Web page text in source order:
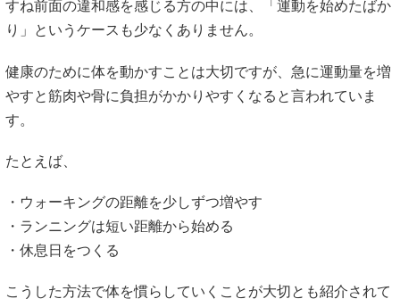
すね前面の違和感を感じる方の中には、「運動を始めたばか
り」というケースも少なくありません。
健康のために体を動かすことは大切ですが、急に運動量を増
やすと筋肉や骨に負担がかかりやすくなると言われていま
す。
たとえば、
・ウォーキングの距離を少しずつ増やす
・ランニングは短い距離から始める
・休息日をつくる
こうした方法で体を慣らしていくことが大切とも紹介されて